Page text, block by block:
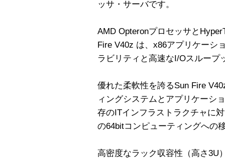
ッサ・サーバです。
AMD Opteronプロセッサと
Fire V40z は、x86アプリケーシ
ラビリティと高速なI/Oスループ
優れた柔軟性を誇るSun Fire
ィングシステムとアプリケーシ
存のITインフラストラクチャに
の64bitコンピューティングへの
高密度なラック収容性（高さ3U